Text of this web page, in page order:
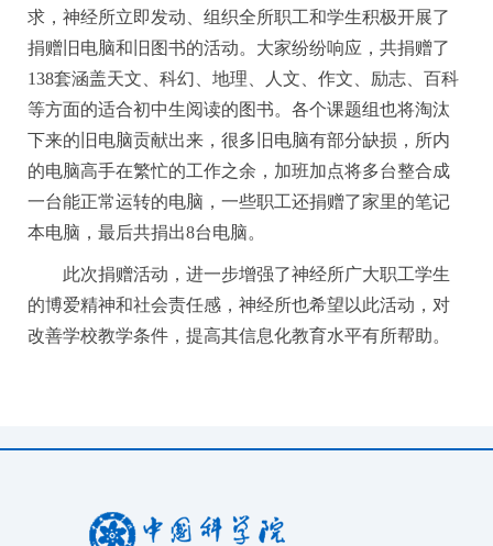
求，神经所立即发动、组织全所职工和学生积极开展了
捐赠旧电脑和旧图书的活动。大家纷纷响应，共捐赠了
138套涵盖天文、科幻、地理、人文、作文、励志、百科
等方面的适合初中生阅读的图书。各个课题组也将淘汰
下来的旧电脑贡献出来，很多旧电脑有部分缺损，所内
的电脑高手在繁忙的工作之余，加班加点将多台整合成
一台能正常运转的电脑，一些职工还捐赠了家里的笔记
本电脑，最后共捐出8台电脑。
此次捐赠活动，进一步增强了神经所广大职工学生
的博爱精神和社会责任感，神经所也希望以此活动，对
改善学校教学条件，提高其信息化教育水平有所帮助。